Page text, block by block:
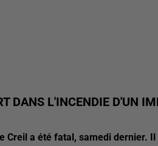
DANS L'INCENDIE D'UN
Creil a été fatal, samedi dernier.